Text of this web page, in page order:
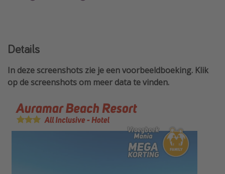
Details
In deze screenshots zie je een voorbeeldboeking. Klik
op de screenshots om meer data te vinden.